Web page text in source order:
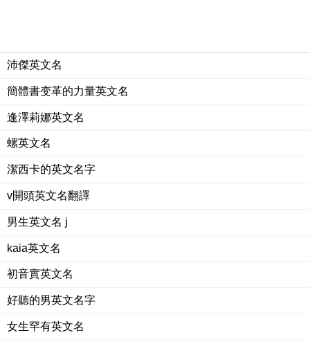
沛傑英文名
簡體書变革的力量英文名
逢澤莉娜英文名
螺英文名
潔西卡的英文名字
v開頭英文名翻譯
男生英文名 j
kaia英文名
初音實英文名
好聽的男英文名字
女生罕有英文名